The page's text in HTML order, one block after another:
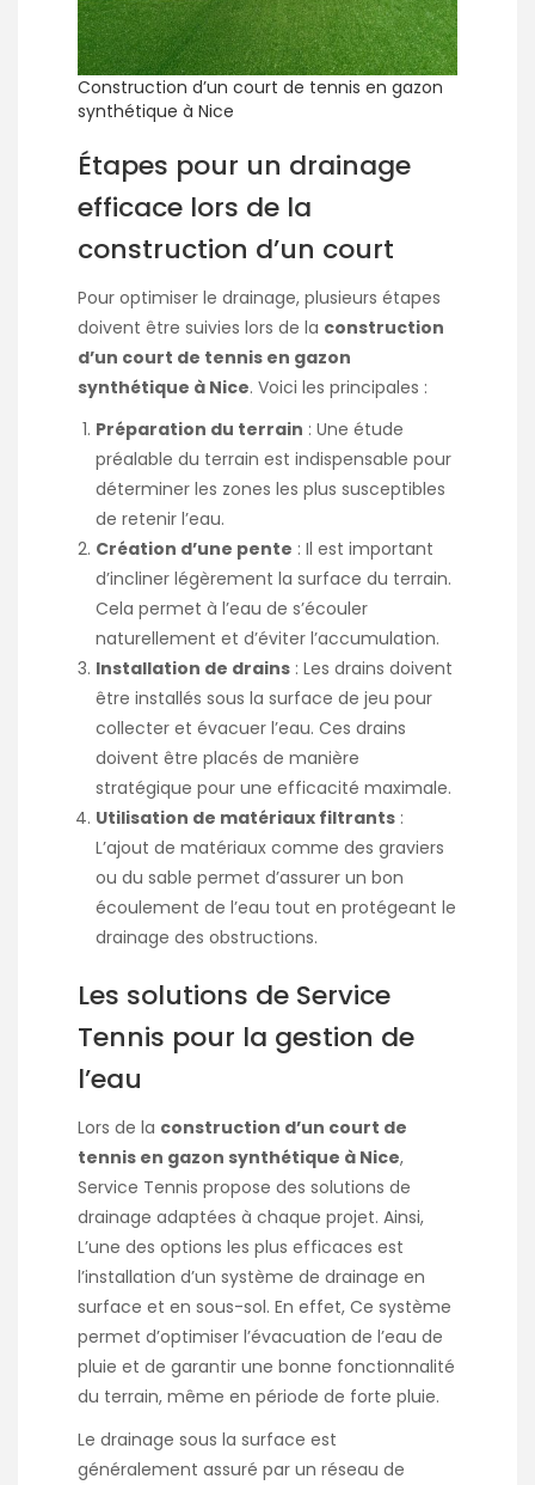
Construction d’un court de tennis en gazon
synthétique à Nice
Étapes pour un drainage
efficace lors de la
construction d’un court
Pour optimiser le drainage, plusieurs étapes
doivent être suivies lors de la construction
d’un court de tennis en gazon
synthétique à Nice. Voici les principales :
Préparation du terrain : Une étude
préalable du terrain est indispensable pour
déterminer les zones les plus susceptibles
de retenir l’eau.
Création d’une pente : Il est important
d’incliner légèrement la surface du terrain.
Cela permet à l’eau de s’écouler
naturellement et d’éviter l’accumulation.
Installation de drains : Les drains doivent
être installés sous la surface de jeu pour
collecter et évacuer l’eau. Ces drains
doivent être placés de manière
stratégique pour une efficacité maximale.
Utilisation de matériaux filtrants :
L’ajout de matériaux comme des graviers
ou du sable permet d’assurer un bon
écoulement de l’eau tout en protégeant le
drainage des obstructions.
Les solutions de Service
Tennis pour la gestion de
l’eau
Lors de la construction d’un court de
tennis en gazon synthétique à Nice,
Service Tennis propose des solutions de
drainage adaptées à chaque projet. Ainsi,
L’une des options les plus efficaces est
l’installation d’un système de drainage en
surface et en sous-sol. En effet, Ce système
permet d’optimiser l’évacuation de l’eau de
pluie et de garantir une bonne fonctionnalité
du terrain, même en période de forte pluie.
Le drainage sous la surface est
généralement assuré par un réseau de